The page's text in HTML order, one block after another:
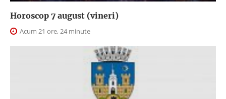
Horoscop 7 august (vineri)
Acum 21 ore, 24 minute